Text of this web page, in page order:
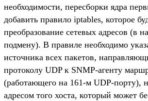
необходимости, пересборки ядра
добавить правило iptables, которое
преобразование сетевых адресов (в
подмену). В правиле необходимо
источника всех пакетов,
протоколу UDP к SNMP-агенту
(работающего на 161-м UDP-порту),
адресом того хоста, который может